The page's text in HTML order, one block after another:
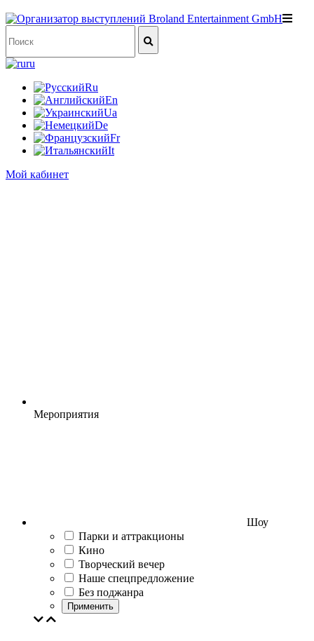
ru
Ru
En
Ua
De
Fr
It
Мой кабинет
Мероприятия
Шоу
Парки и аттракционы
Кино
Творческий вечер
Наше спецпредложение
Без поджанра
Применить